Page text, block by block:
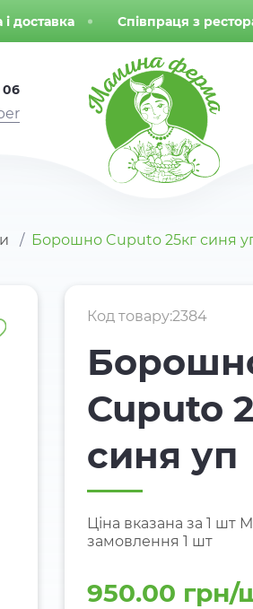
доставка Співпраця з
06
Борошно Cuputo 25кг синя
Код товару:2384
Cuputo
синя уп
Ціна вказана за 1 шт
замовлення 1 шт
950.00 грн/